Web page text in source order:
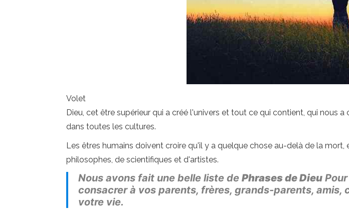
Volet
Dieu, cet être supérieur qui a créé l'univers et tout ce qui contient, qui nous
dans toutes les cultures.
Les êtres humains doivent croire qu'il y a quelque chose au-delà de la mort,
philosophes, de scientifiques et d'artistes.
Nous avons fait une belle liste de Phrases de Dieu
consacrer à vos parents, frères, grands-parents,
votre vie.